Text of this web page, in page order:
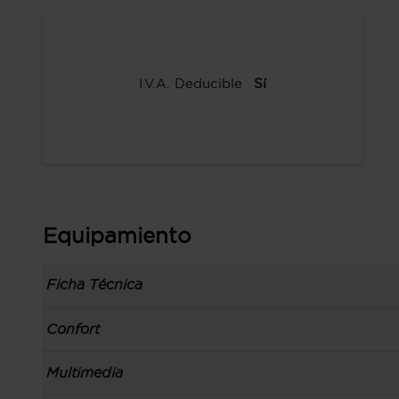
I.V.A. Deducible Sí
Equipamiento
Ficha Técnica
Información de la versión: número última lista
Carrocería tipo berlina con portón con 5
Confort
Toma/s de 12v en los asientos delanteros
Multimedia